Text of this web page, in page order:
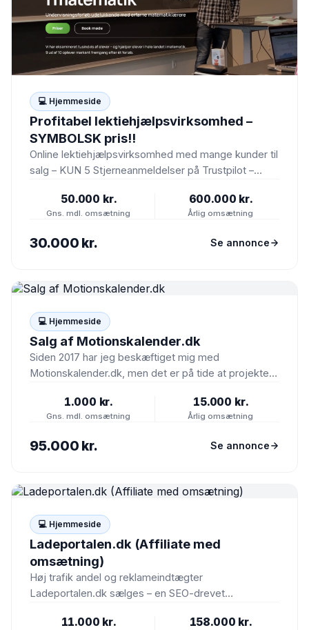
💻 Hjemmeside
Profitabel lektiehjælpsvirksomhed –
SYMBOLSK pris!!
Online lektiehjælpsvirksomhed med mange kunder til
salg – KUN 5 Stjerneanmeldelser på Trustpilot –
50.000 kr.
Gns. mdl. omsætning
600.000 kr.
Årlig omsætning
30.000 kr. Se annonce
💻 Hjemmeside
Salg af Motionskalender.dk
Siden 2017 har jeg beskæftiget mig med
Motionskalender.dk, men det er på tide at projektet
1.000 kr.
Gns. mdl. omsætning
15.000 kr.
Årlig omsætning
95.000 kr. Se annonce
💻 Hjemmeside
Ladeportalen.dk (Affiliate med
omsætning)
Høj trafik andel og reklameindtægter
Ladeportalen.dk sælges – en SEO-drevet
11.000 kr. 158.000 kr.